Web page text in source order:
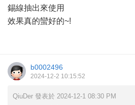
錫線抽出來使用
效果真的蠻好的~!
b0002496
2024-12-2 10:15:52
QiuDer 發表於 2024-12-1 08:30 PM